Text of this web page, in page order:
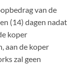
van de
(14) dagen nadat
koper
aan de koper
zal geen